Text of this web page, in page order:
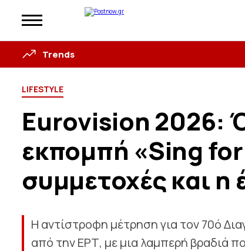
Trends
LIFESTYLE
Eurovision 2026:
εκπομπή «Sing
συμμετοχές και
Η αντίστροφη μέτρηση για τον 70ό
από την ΕΡΤ, με μια λαμπερή βραδιά